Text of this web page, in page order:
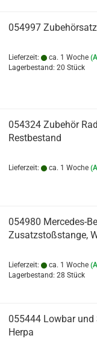
054997
Lieferzeit: ca. 1 Woche
Lagerbestand: 20 Stück
054324 Zubehör
Restbestand
Lieferzeit: ca. 1 Woche
054980 Mercedes-
Zusatzstoßstange,
Lieferzeit: ca. 1 Woche
Lagerbestand: 28 Stück
055444 Lowbar und
Herpa